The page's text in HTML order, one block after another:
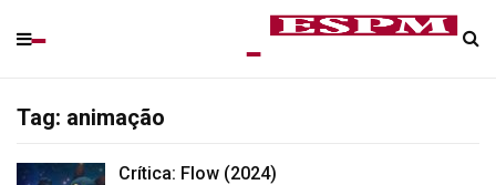
Tag: animação
Crítica: Flow (2024)